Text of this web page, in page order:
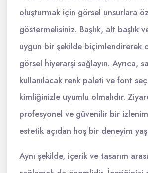
oluşturmak için görsel unsurlara
göstermelisiniz. Başlık, alt başlık
uygun bir şekilde biçimlendirerek
görsel hiyerarşi sağlayın. Ayrıca,
kullanılacak renk paleti ve font
kimliğinizle uyumlu olmalıdır.
profesyonel ve güvenilir bir
estetik açıdan hoş bir deneyim
Aynı şekilde, içerik ve tasarım